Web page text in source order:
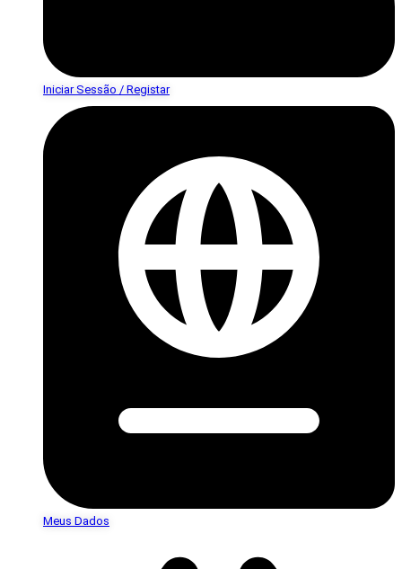
Iniciar Sessão / Registar
Meus Dados